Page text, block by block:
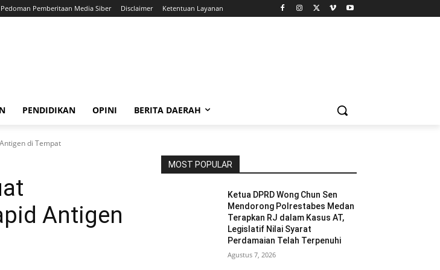
Pedoman Pemberitaan Media Siber Disclaimer Ketentuan Layanan
PENDIDIKAN OPINI BERITA DAERAH
di Tempat
Antigen
MOST POPULAR
Ketua DPRD Wong Chun Sen
Mendorong Polrestabes Medan
Terapkan RJ dalam Kasus AT,
Legislatif Nilai Syarat
Perdamaian Telah Terpenuhi
Agustus 7, 2026